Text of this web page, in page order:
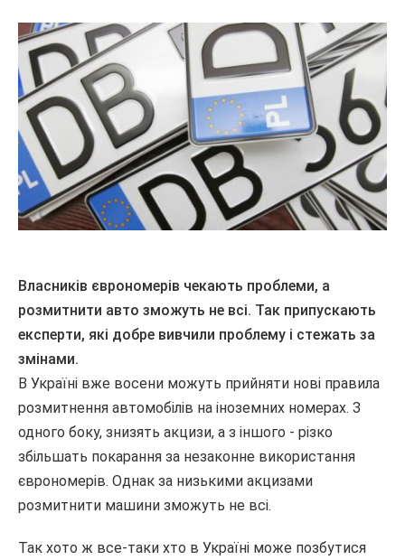
Власників єврономерів чекають проблеми, а
розмитнити авто зможуть не всі. Так припускають
експерти, які добре вивчили проблему і стежать за
змінами.
В Україні вже восени можуть прийняти нові правила
розмитнення автомобілів на іноземних номерах. З
одного боку, знизять акцизи, а з іншого - різко
збільшать покарання за незаконне використання
єврономерів. Однак за низькими акцизами
розмитнити машини зможуть не всі.
Так хото ж все-таки хто в Україні може позбутися